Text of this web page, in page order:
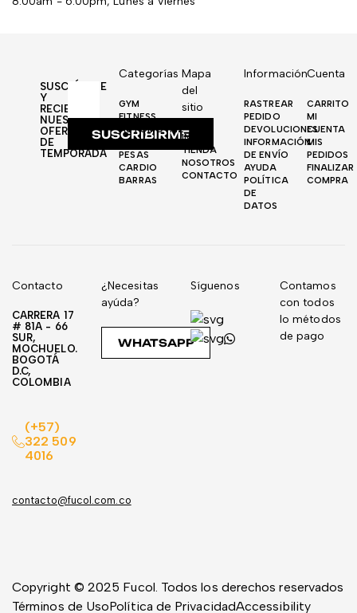
SUSCRÍBETE
Y
RECIBE
NUESTRAS
OFERTAS
DE
TEMPORADA
SUSCRIBIRME
Categorías
GYM
FITNESS
AUTOMOTRIZ
DISCOS
PESAS
CARDIO
BARRAS
Mapa
del
sitio
INICIO
TIENDA
NOSOTROS
CONTACTO
Información
RASTREAR
PEDIDO
DEVOLUCIONES
INFORMACIÓN
DE ENVÍO
AYUDA
POLÍTICA
DE
DATOS
Cuenta
CARRITO
MI
CUENTA
MIS
PEDIDOS
FINALIZAR
COMPRA
Contacto
CARRERA 17
# 81A - 66
SUR,
MOCHUELO.
BOGOTÁ
D.C,
COLOMBIA
(+57)
322 509
4016
contacto@fucol.com.co
¿Necesitas
ayúda?
WHATSAPP
Síguenos
Contamos
con todos
lo métodos
de pago
Copyright © 2025 Fucol. Todos los derechos reservados
Términos de UsoPolítica de PrivacidadAccessibility